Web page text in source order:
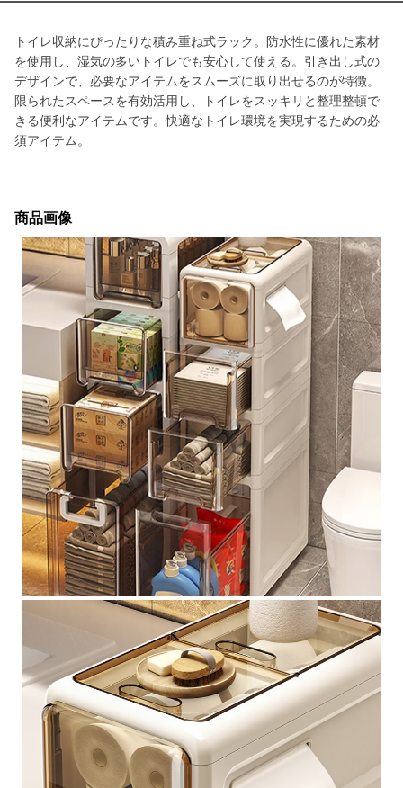
トイレ収納にぴったりな積み重ね式ラック。防水性に優れた素材
を使用し、湿気の多いトイレでも安心して使える。引き出し式の
デザインで、必要なアイテムをスムーズに取り出せるのが特徴。
限られたスペースを有効活用し、トイレをスッキリと整理整頓で
きる便利なアイテムです。快適なトイレ環境を実現するための必
須アイテム。
商品画像